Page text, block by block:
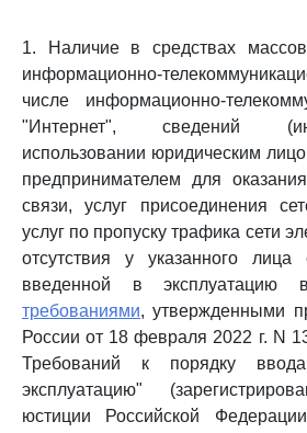
1. Наличие в средствах
информационно-
числе информационно-
"Интернет", сведений
использовании юридическим
предпринимателем для
связи, услуг присоединения
услуг по пропуску трафика сети
отсутствия у указанного лица
введенной в эксплуатацию
требованиями, утвержденными
России от 18 февраля 2022 г. N
Требований к порядку
эксплуатацию"
юстиции Российской